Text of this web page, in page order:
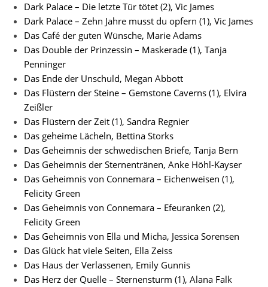
Dark Palace – Die letzte Tür tötet (2), Vic James
Dark Palace – Zehn Jahre musst du opfern (1), Vic James
Das Café der guten Wünsche, Marie Adams
Das Double der Prinzessin – Maskerade (1), Tanja
Penninger
Das Ende der Unschuld, Megan Abbott
Das Flüstern der Steine – Gemstone Caverns (1), Elvira
Zeißler
Das Flüstern der Zeit (1), Sandra Regnier
Das geheime Lächeln, Bettina Storks
Das Geheimnis der schwedischen Briefe, Tanja Bern
Das Geheimnis der Sternentränen, Anke Höhl-Kayser
Das Geheimnis von Connemara – Eichenweisen (1),
Felicity Green
Das Geheimnis von Connemara – Efeuranken (2),
Felicity Green
Das Geheimnis von Ella und Micha, Jessica Sorensen
Das Glück hat viele Seiten, Ella Zeiss
Das Haus der Verlassenen, Emily Gunnis
Das Herz der Quelle – Sternensturm (1), Alana Falk